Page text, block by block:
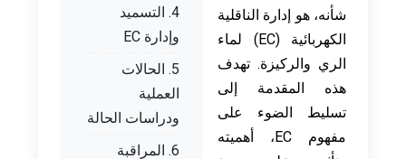
4. التسميد
وإدارة EC
5. الحالات
العملية
ودراسات الحالة
6. المراقبة
شأنه، هو إدارة الناقلية
الكهربائية (EC) لماء
الري والركيزة. تهدف
هذه المقدمة إلى
تسليط الضوء على
مفهوم EC، أهميته